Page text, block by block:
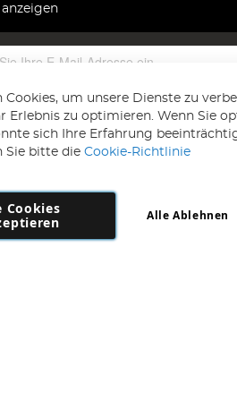
Copyright 1997 - 2026 AD NL B.V.
B.V Dirk Hartogweg 14 DC1 Unit 5
Cookies, um unsere Dienste zu
Erlebnis zu optimieren. Wenn Sie
sich Ihre Erfahrung
Sie bitte die Cookie-Richtlinie
Cookies
Alle Ablehnen